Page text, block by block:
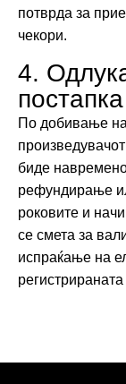
потврда за
чекори.
4.
постапка
По добивање
биде
рефундирање
роковите и
се смета за
испраќање на